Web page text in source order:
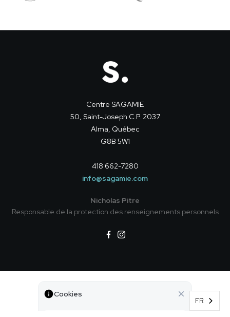
Centre SAGAMIE
50, Saint-Joseph C.P. 2037
Alma, Québec
G8B 5W1
418 662-7280
info@sagamie.com
Nicholas Pitre
Responsable de la protection des renseignements personnels
Cookies
©Tous droits réservés — Centre SAGAMIE FR